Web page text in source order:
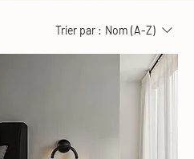
Trier par : Nom (A-Z)